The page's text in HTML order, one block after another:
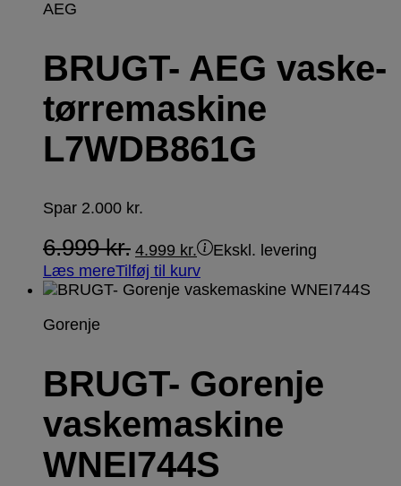
AEG
BRUGT- AEG vaske-
tørremaskine
L7WDB861G
Spar 2.000 kr.
6.999kr. 4.999 kr.
Ekskl. levering
Læs mereTilføj til kurv
Gorenje
BRUGT- Gorenje
vaskemaskine
WNEI744S